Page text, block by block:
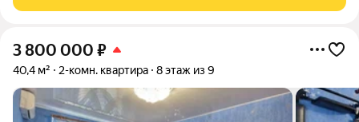
3 800 000 ₽
40,4 м² 2-комн. квартира 8 этаж из 9